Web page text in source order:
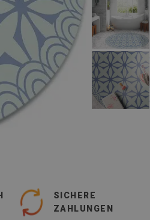
SICHERE
ZAHLUNGEN
von hervorragender Qualität, ich